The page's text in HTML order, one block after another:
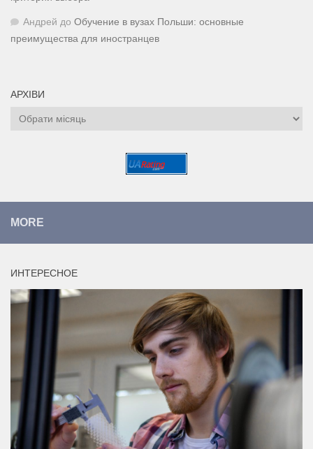
Андрей до Обучение в вузах Польши: основные
преимущества для иностранцев
АРХІВИ
Архіви
MORE
ИНТЕРЕСНОЕ